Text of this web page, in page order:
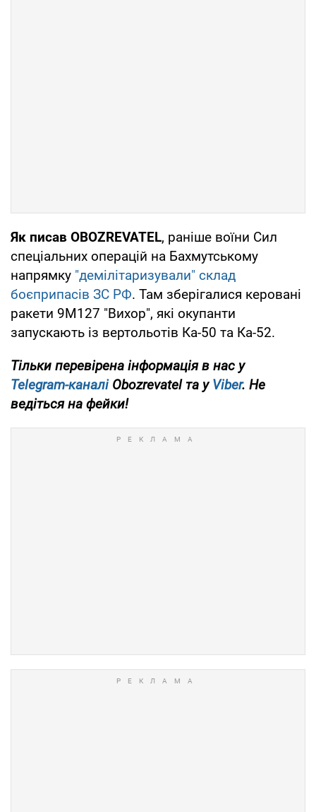
Як писав OBOZREVATEL, раніше воїни Сил
спеціальних операцій на Бахмутському
напрямку "демілітаризували" склад
боєприпасів ЗС РФ. Там зберігалися керовані
ракети 9М127 "Вихор", які окупанти
запускають із вертольотів Ка-50 та Ка-52.
Тільки перевірена інформація в нас у
Telegram-каналіObozrevatel та уViber. Не
ведіться на фейки!